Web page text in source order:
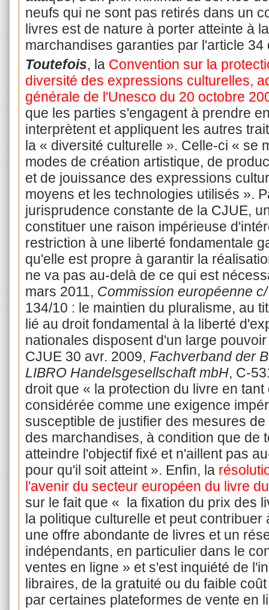
neufs qui ne sont pas retirés dans un
livres est de nature à porter atteinte à
marchandises garanties par l'article
Toutefois, la Convention sur la
diversité des expressions culturelles,
générale de l'Unesco du 20 octobre
que les parties s'engagent à prendre
interprètent et appliquent les autres
la « diversité culturelle ». Celle-ci «
modes de création artistique, de
et de jouissance des expressions
moyens et les technologies utilisés ».
jurisprudence constante de la CJUE,
constituer une raison impérieuse
restriction à une liberté fondamentale
qu'elle est propre à garantir la
ne va pas au-delà de ce qui est
mars 2011, Commission européenne
134/10 : le maintien du pluralisme, au
lié au droit fondamental à la liberté
nationales disposent d'un large
CJUE 30 avr. 2009, Fachverband der
LIBRO Handelsgesellschaft mbH, C-
droit que « la protection du livre en
considérée comme une exigence
susceptible de justifier des mesures
des marchandises, à condition que de
atteindre l'objectif fixé et n'aillent pas
pour qu'il soit atteint ». Enfin, la
l'avenir du secteur européen du livre
sur le fait que « la fixation du prix des
la politique culturelle et peut
une offre abondante de livres et un
indépendants, en particulier dans le
ventes en ligne » et s'est inquiété de
libraires, de la gratuité ou du faible
par certaines plateformes de vente en